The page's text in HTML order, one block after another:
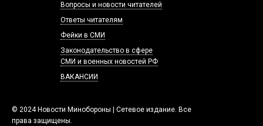
© 2024 Новости Минобороны | Сетевое издание. Все
права защищены.
Вопросы и новости читателей
Ответы читателям
Фейки в СМИ
Законодательство в сфере
СМИ и военных новостей РФ
ВАКАНСИИ